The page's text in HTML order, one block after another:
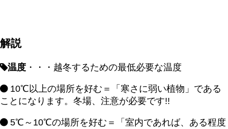
解説
温度 ・・・越冬するための最低必要な温度
10℃以上の場所を好む＝「寒さに弱い植物」である
ことになります。冬場、注意が必要です!!
5℃～10℃の場所を好む＝「室内であれば、ある程度